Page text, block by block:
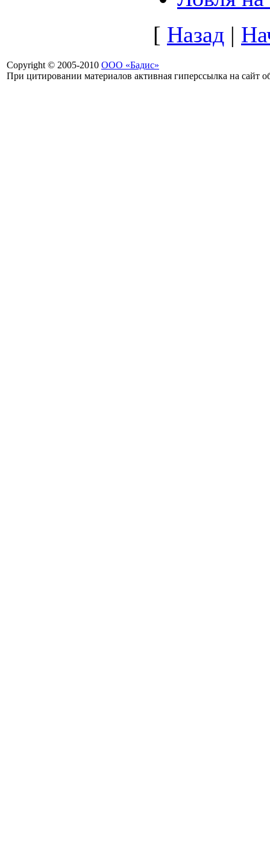
[ Назад |
Copyright © 2005-2010 ООО «Бадис»
При цитировании материалов активная гиперссылка на сайт